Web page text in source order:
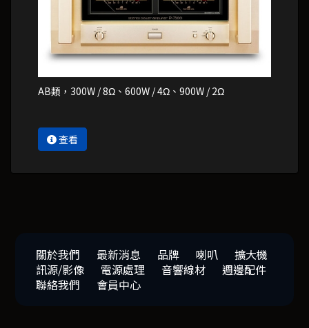
AB類，300W / 8Ω、600W / 4Ω、900W / 2Ω
查看
關於我們 最新消息 品牌 喇叭
擴大機
訊源/影像
電源處理 音響線材
週邊配件
聯絡我們
會員中心